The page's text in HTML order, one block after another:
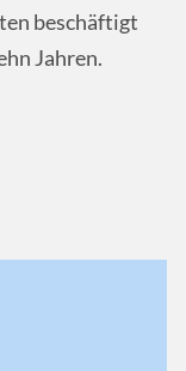
beschäftigt
Jahren.